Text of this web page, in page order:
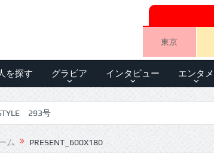
東京
を探す グラビア インタビュー エンタメ
293号
292号
ム PRESENT_600X180